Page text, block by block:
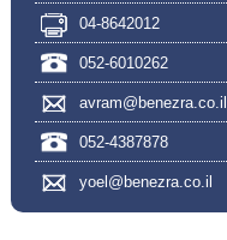
04-8642012
052-6010262
avram@benezra.co.il
052-4387878
yoel@benezra.co.il